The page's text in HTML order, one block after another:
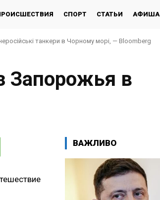
СПОРТ СТАТЬИ АФИША
танкери в Чорному морі, — Bloomberg
Запорожья в
ВАЖЛИВО